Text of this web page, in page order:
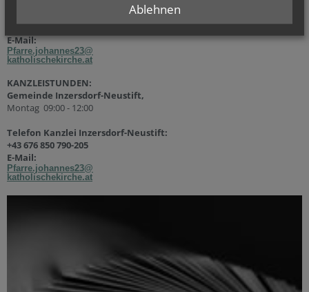
+43 676 850 790-200
E-Mail:
Pfarre.johannes23@
katholischekirche.at
KANZLEISTUNDEN:
Gemeinde Inzersdorf-Neustift,
Montag 09:00 - 12:00
Telefon Kanzlei Inzersdorf-Neustift:
+43 676 850 790-205
E-Mail:
Pfarre.johannes23@
katholischekirche.at
Ablehnen